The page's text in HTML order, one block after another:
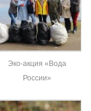
Эко-акция «Вода
России»